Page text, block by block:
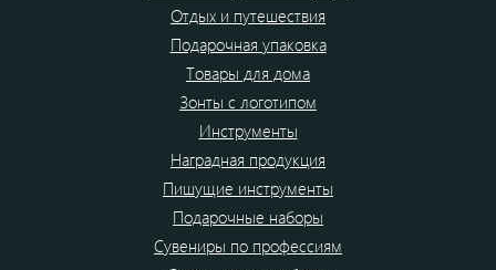
Отдых и путешествия
Подарочная упаковка
Товары для дома
Зонты с логотипом
Инструменты
Наградная продукция
Пишущие инструменты
Подарочные наборы
Сувениры по профессиям